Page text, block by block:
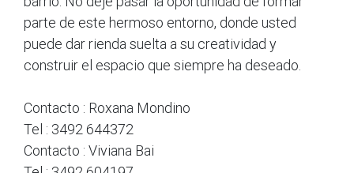
parte de este hermoso entorno, donde usted
puede dar rienda suelta a su creatividad y
construir el espacio que siempre ha deseado.
Contacto : Roxana Mondino
Tel : 3492 644372
Contacto : Viviana Bai